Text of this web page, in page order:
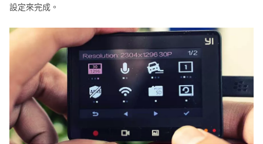
設定來完成。